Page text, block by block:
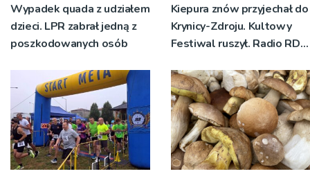
Wypadek quada z udziałem
dzieci. LPR zabrał jedną z
poszkodowanych osób
Kiepura znów przyjechał do
Krynicy-Zdroju. Kultowy
Festiwal ruszył. Radio RDN
żywo [ZDJĘCIA]